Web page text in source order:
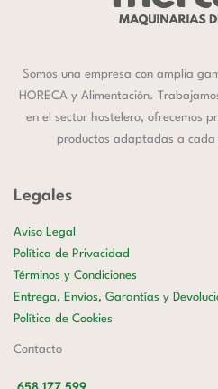
Somos una empresa con amplia
HORECA y Alimentación.
en el sector hostelero, ofrecemos
productos adaptadas a
Legales
Aviso Legal
Política de Privacidad
Términos y Condiciones
Entrega, Envíos, Garantías y
Política de Cookies
Contacto